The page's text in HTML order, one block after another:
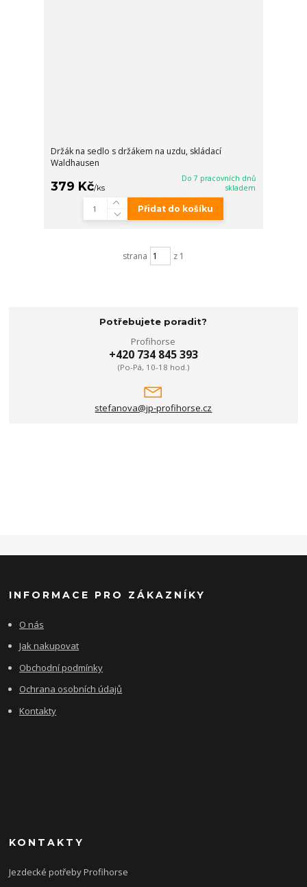
Držák na sedlo s držákem na uzdu, skládací
Waldhausen
379 Kč/ks
Do 7 pracovních dnů
skladem
Přidat do košíku
strana z 1
Potřebujete poradit?
Profihorse
+420 734 845 393
(Po-Pá, 10-18 hod.)
stefanova@jp-profihorse.cz
INFORMACE PRO ZÁKAZNÍKY
O nás
Jak nakupovat
Obchodní podmínky
Ochrana osobních údajů
Kontakty
KONTAKTY
Jezdecké potřeby Profihorse